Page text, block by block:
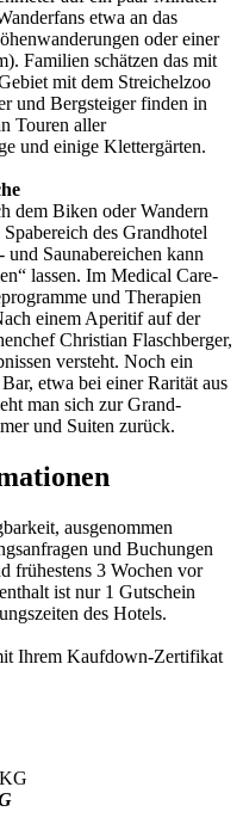
etwa an das
oder einer
Familien schätzen das mit
mit dem Streichelzoo
und Bergsteiger finden in
Touren aller
und einige Klettergärten.
dem Biken oder Wandern
des Grandhotel
Saunabereichen kann
lassen. Im Medical Care-
und Therapien
einem Aperitif auf der
Christian Flaschberger,
versteht. Noch ein
etwa bei einer Rarität aus
man sich zur Grand-
und Suiten zurück.
ausgenommen
und Buchungen
frühestens 3 Wochen vor
ist nur 1 Gutschein
des Hotels.
Ihrem Kaufdown-Zertifikat